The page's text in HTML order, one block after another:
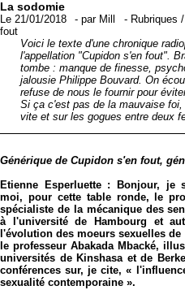
La sodomie
Le 21/01/2018 -par Mill - Rubriques /
fout
Voici le texte d'une chronique
l'appellation "Cupidon s'en fout".
tombe : manque de finesse,
jalousie Philippe Bouvard. On
refuse de nous le fournir pour
Si ça c'est pas de la mauvaise
vite et sur les gogues entre deux
Générique de Cupidon s'en fout,
Etienne Esperluette : Bonjour, je
moi, pour cette table ronde, le
spécialiste de la mécanique des
à l'université de Hambourg et
l'évolution des moeurs sexuelles
le professeur Abakada Mbacké,
universités de Kinshasa et de
conférences sur, je cite, «
sexualité contemporaine ».